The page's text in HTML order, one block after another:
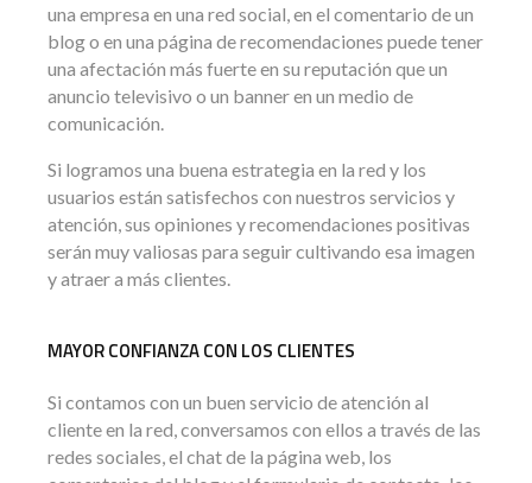
una empresa en una red social, en el comentario de un
blog o en una página de recomendaciones puede tener
una afectación más fuerte en su reputación que un
anuncio televisivo o un banner en un medio de
comunicación.
Si logramos una buena estrategia en la red y los
usuarios están satisfechos con nuestros servicios y
atención, sus opiniones y recomendaciones positivas
serán muy valiosas para seguir cultivando esa imagen
y atraer a más clientes.
MAYOR CONFIANZA CON LOS CLIENTES
Si contamos con un buen servicio de atención al
cliente en la red, conversamos con ellos a través de las
redes sociales, el chat de la página web, los